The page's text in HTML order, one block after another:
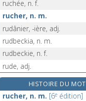
ruchée, n. f.
rucher, n. m.
rudânier, -ière, adj.
rudbeckia, n. m.
rudbeckie, n. f.
rude, adj.
rudement, adv.
rudenté, -ée, adj.
HISTOIRE DU MOT
rucher, n. m. [6e édition]